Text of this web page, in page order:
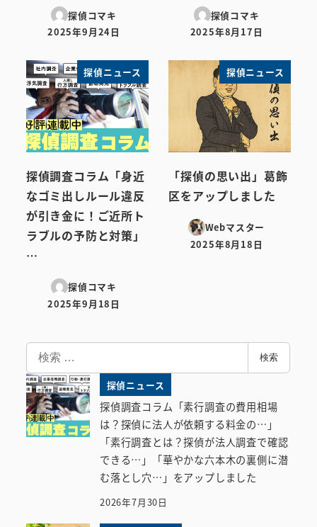
探偵コマキ
投稿日
2025年9月24日
探偵コマキ
投稿日
2025年8月17日
探偵ニュース
探偵調査コラム「身近
なゴミ出しルール違反
が引き金に！ご近所ト
ラブルの予防と対策」
…
探偵コマキ
投稿日
2025年9月18日
探偵ニュース
「探偵の思い出」葛飾
区をアップしました
Webマスター
投稿日
2025年8月18日
検
索
検索
探偵ニュース
探偵調査コラム「素行調査の費用相場
は？探偵に法人が依頼する料金の…」
「素行調査とは？探偵が法人調査で確認
できる…」「華やかな六本木の裏側に潜
む落とし穴…」をアップしました
2026年7月30日